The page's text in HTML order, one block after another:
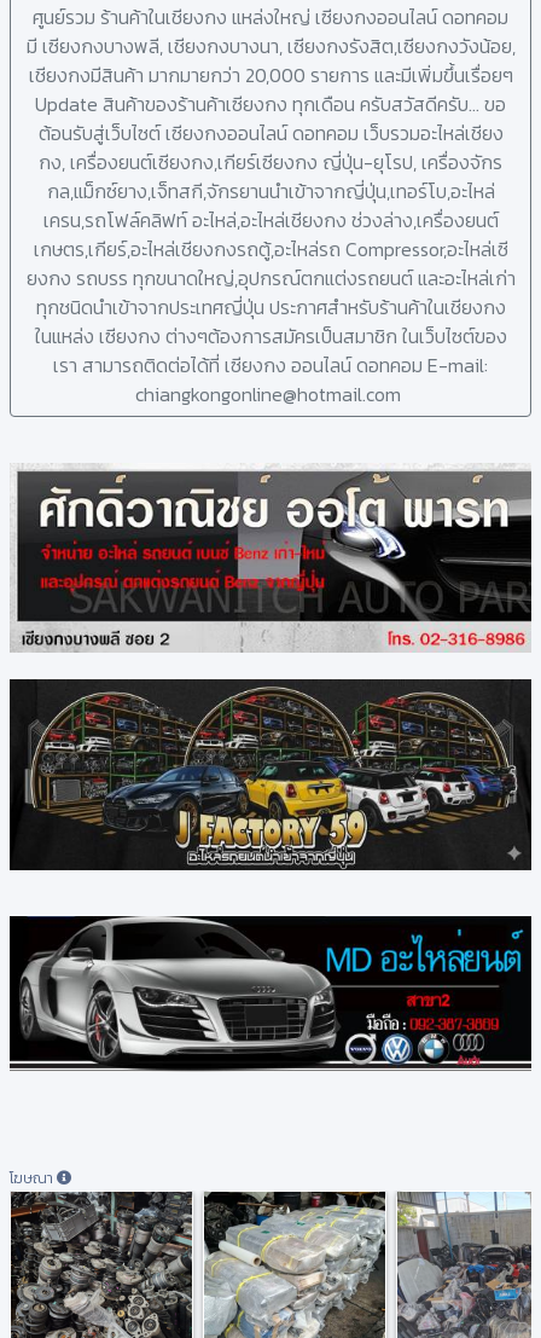
ศูนย์รวม ร้านค้าในเชียงกง แหล่งใหญ่ เซียงกงออนไลน์ ดอทคอม
มี เซียงกงบางพลี, เชียงกงบางนา, เซียงกงรังสิต,เซียงกงวังน้อย,
เชียงกงมีสินค้า มากมายกว่า 20,000 รายการ และมีเพิ่มขึ้นเรื่อยๆ
Update สินค้าของร้านค้าเซียงกง ทุกเดือน ครับสวัสดีครับ... ขอ
ต้อนรับสู่เว็บไซต์ เซียงกงออนไลน์ ดอทคอม เว็บรวมอะไหล่เชียง
กง, เครื่องยนต์เซียงกง,เกียร์เซียงกง ญี่ปุ่น-ยุโรป, เครื่องจักร
กล,แม็กซ์ยาง,เจ็ทสกี,จักรยานนำเข้าจากญี่ปุ่น,เทอร์โบ,อะไหล่
เครน,รถโฟล์คลิฟท์ อะไหล่,อะไหล่เชียงกง ช่วงล่าง,เครื่องยนต์
เกษตร,เกียร์,อะไหล่เชียงกงรถตู้,อะไหล่รถ Compressor,อะไหล่เซี
ยงกง รถบรร ทุกขนาดใหญ่,อุปกรณ์ตกแต่งรถยนต์ และอะไหล่เก่า
ทุกชนิดนำเข้าจากประเทศญี่ปุ่น ประกาศสำหรับร้านค้าในเชียงกง
ในแหล่ง เซียงกง ต่างๆต้องการสมัครเป็นสมาชิก ในเว็บไซต์ของ
เรา สามารถติดต่อได้ที่ เซียงกง ออนไลน์ ดอทคอม E-mail:
chiangkongonline@hotmail.com
โฆษณา